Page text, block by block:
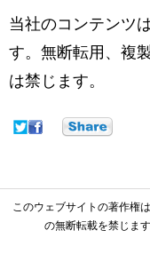
当社のコンテンツ
す。無断転用、複
は禁じます。
このウェブサイトの著作権
の無断転載を禁じま